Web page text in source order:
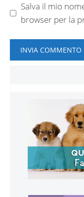
Salva il mio
browser per la